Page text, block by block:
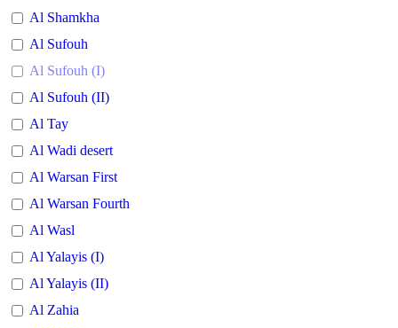
Al Shamkha
Al Sufouh
Al Sufouh (I)
Al Sufouh (II)
Al Tay
Al Wadi desert
Al Warsan First
Al Warsan Fourth
Al Wasl
Al Yalayis (I)
Al Yalayis (II)
Al Zahia